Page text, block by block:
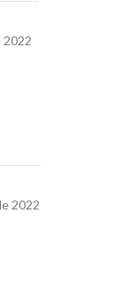
2022
2022